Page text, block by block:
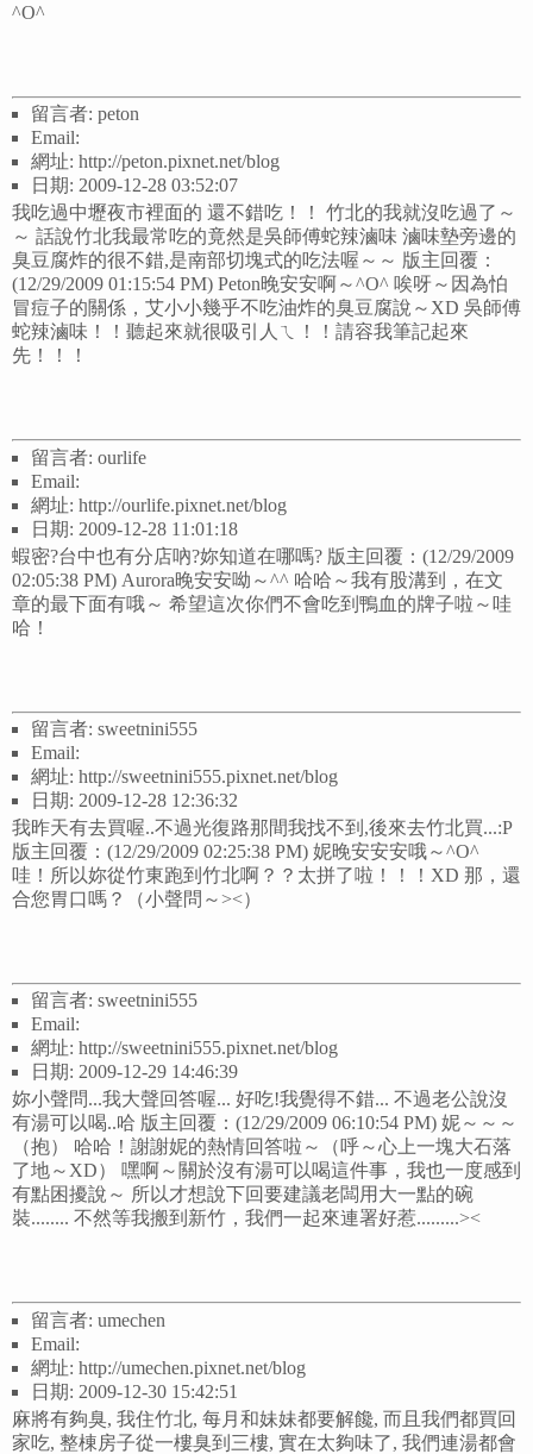
^O^
留言者: peton
Email:
網址: http://peton.pixnet.net/blog
日期: 2009-12-28 03:52:07
我吃過中壢夜市裡面的 還不錯吃！！ 竹北的我就沒吃過了～
～ 話說竹北我最常吃的竟然是吳師傅蛇辣滷味 滷味墊旁邊的
臭豆腐炸的很不錯,是南部切塊式的吃法喔～～ 版主回覆：
(12/29/2009 01:15:54 PM) Peton晚安安啊～^O^ 唉呀～因為怕
冒痘子的關係，艾小小幾乎不吃油炸的臭豆腐說～XD 吳師傅
蛇辣滷味！！聽起來就很吸引人ㄟ！！請容我筆記起來
先！！！
留言者: ourlife
Email:
網址: http://ourlife.pixnet.net/blog
日期: 2009-12-28 11:01:18
蝦密?台中也有分店吶?妳知道在哪嗎? 版主回覆：(12/29/2009
02:05:38 PM) Aurora晚安安呦～^^ 哈哈～我有股溝到，在文
章的最下面有哦～ 希望這次你們不會吃到鴨血的牌子啦～哇
哈！
留言者: sweetnini555
Email:
網址: http://sweetnini555.pixnet.net/blog
日期: 2009-12-28 12:36:32
我昨天有去買喔..不過光復路那間我找不到,後來去竹北買...:P
版主回覆：(12/29/2009 02:25:38 PM) 妮晚安安安哦～^O^
哇！所以妳從竹東跑到竹北啊？？太拼了啦！！！XD 那，還
合您胃口嗎？（小聲問～><）
留言者: sweetnini555
Email:
網址: http://sweetnini555.pixnet.net/blog
日期: 2009-12-29 14:46:39
妳小聲問...我大聲回答喔... 好吃!我覺得不錯... 不過老公說沒
有湯可以喝..哈 版主回覆：(12/29/2009 06:10:54 PM) 妮～～～
（抱） 哈哈！謝謝妮的熱情回答啦～（呼～心上一塊大石落
了地～XD） 嘿啊～關於沒有湯可以喝這件事，我也一度感到
有點困擾說～ 所以才想說下回要建議老闆用大一點的碗
裝........ 不然等我搬到新竹，我們一起來連署好惹.........><
留言者: umechen
Email:
網址: http://umechen.pixnet.net/blog
日期: 2009-12-30 15:42:51
麻將有夠臭, 我住竹北, 每月和妹妹都要解饞, 而且我們都買回
家吃, 整棟房子從一樓臭到三樓, 實在太夠味了, 我們連湯都會